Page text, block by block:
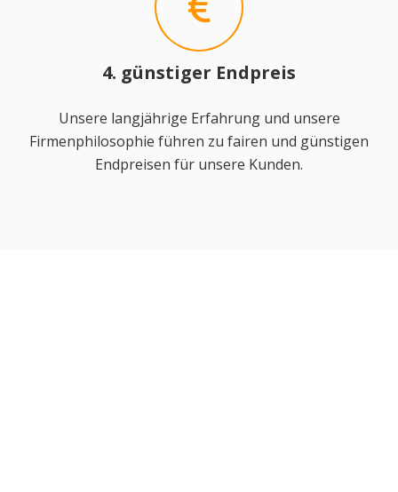
4. günstiger Endpreis
Unsere langjährige Erfahrung und unsere
Firmenphilosophie führen zu fairen und günstigen
Endpreisen für unsere Kunden.